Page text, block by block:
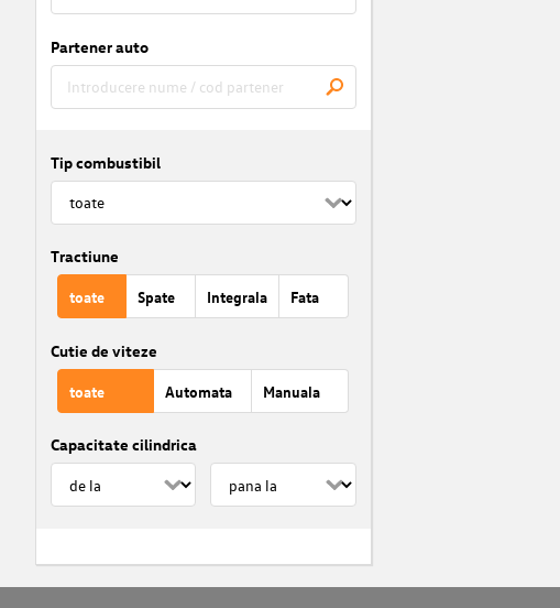
Partener auto
Tip combustibil
Tractiune
toate Spate Integrala Fata
Cutie de viteze
toate Automata Manuala
Capacitate cilindrica